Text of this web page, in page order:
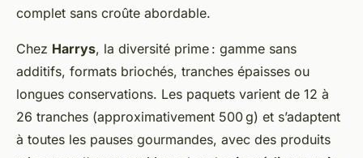
complet sans croûte abordable.
Chez Harrys, la diversité prime : gamme sans
additifs, formats briochés, tranches épaisses ou
longues conservations. Les paquets varient de 12 à
26 tranches (approximativement 500 g) et s’adaptent
à toutes les pauses gourmandes, avec des produits